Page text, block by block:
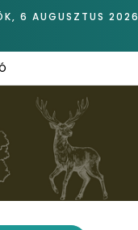
6 AUGUSZTUS 2026